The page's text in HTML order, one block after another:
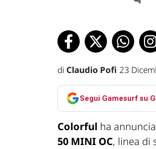
di Claudio Pofi 23
Segui Gamesurf su
Colorful ha
50 MINI OC, linea di